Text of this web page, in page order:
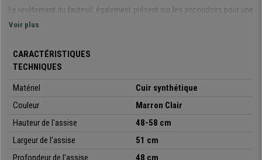
Le revêtement du fauteuil, également présent sur les accoudoirs pour une
touche design
esthétique élégant.
supporter
. Chaque détail a été pensé pour vous offrir un
produit de qualité
usage quotidien
En résumé, si vous recherchez un produit alliantconfort
et modernité, le modèle est parfait pour vous. Chez
Voir plus
CARACTÉRISTIQUES
TECHNIQUES
Matériel
Cuir synthétique
Couleur
Marron Clair
Hauteur de l'assise
48-58 cm
Largeur de l'assise
51 cm
Profondeur de l'assise
48 cm